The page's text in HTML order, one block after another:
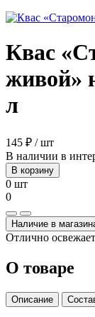
Квас
живой»
л
145 ₽ / шт
В наличии в
В корзину
0 шт
0
Наличие в
Отлично
О товаре
Описание